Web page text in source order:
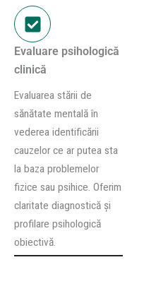
Evaluare psihologică
clinică
Evaluarea stării de
sănătate mentală în
vederea identificării
cauzelor ce ar putea sta
la baza problemelor
fizice sau psihice. Oferim
claritate diagnostică și
profilare psihologică
obiectivă.